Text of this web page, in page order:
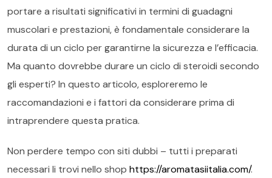
portare a risultati significativi in termini di guadagni
muscolari e prestazioni, è fondamentale considerare la
durata di un ciclo per garantirne la sicurezza e l’efficacia.
Ma quanto dovrebbe durare un ciclo di steroidi secondo
gli esperti? In questo articolo, esploreremo le
raccomandazioni e i fattori da considerare prima di
intraprendere questa pratica.
Non perdere tempo con siti dubbi – tutti i preparati
necessari li trovi nello shop https://aromatasiitalia.com/.